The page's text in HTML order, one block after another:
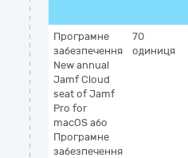
Програмне
забезпечення
New annual
Jamf Cloud
seat of Jamf
Pro for
macOS або
Програмне
забезпечення
70
одиниця